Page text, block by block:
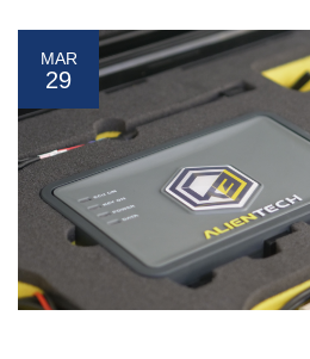
MAR
29